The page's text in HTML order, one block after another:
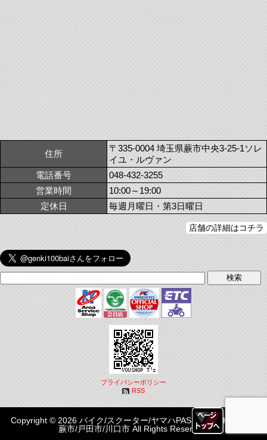
住所
〒335-0004 埼玉県蕨市中央3-25-1ソレ
イユ・ルヴァン
電話番号
048-432-3255
営業時間
10:00～19:00
定休日
毎週月曜日・第3日曜日
店舗の詳細はコチラ
プライバシーポリシー
RSS
Copyright © 2026 バイク/スクーター/ヤマハPASはYOUSHOP T'z|
蕨市/戸田市/川口市 All Rights Reserved.